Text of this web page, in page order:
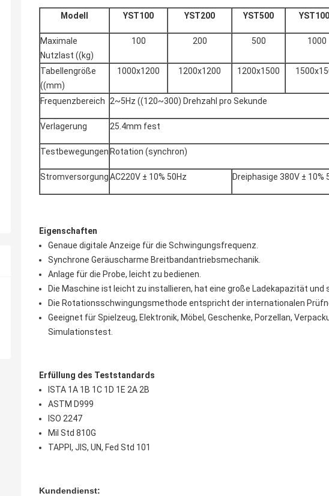
Modell YST100 YST200 YST500
Maximale
Nutzlast ((kg)
100 200 500 1000
Tabellengröße
((mm)
1000x1200 1200x1200 1200x1500
Frequenzbereich 2~5Hz ((120~300) Drehzahl pro Sekunde
Verlagerung 25.4mm fest
TestbewegungenRotation (synchron)
StromversorgungAC220V ± 10% 50Hz Dreiphasige 380V ± 10%
Eigenschaften
Genaue digitale Anzeige für die Schwingungsfrequenz.
Synchrone Geräuscharme Breitbandantriebsmechanik.
Anlage für die Probe, leicht zu bedienen.
Die Maschine ist leicht zu installieren, hat eine große Ladekapazität und
Die Rotationsschwingungsmethode entspricht der internationalen
Geeignet für Spielzeug, Elektronik, Möbel, Geschenke, Porzellan,
Simulationstest.
Erfüllung des Teststandards
ISTA 1A 1B 1C 1D 1E 2A 2B
ASTM D999
ISO 2247
Mil Std 810G
TAPPI, JIS, UN, Fed Std 101
Kundendienst: